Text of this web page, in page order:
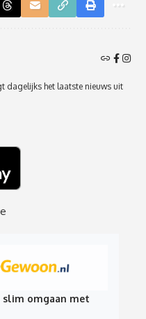
dagelijks het laatste nieuws uit
slim omgaan met